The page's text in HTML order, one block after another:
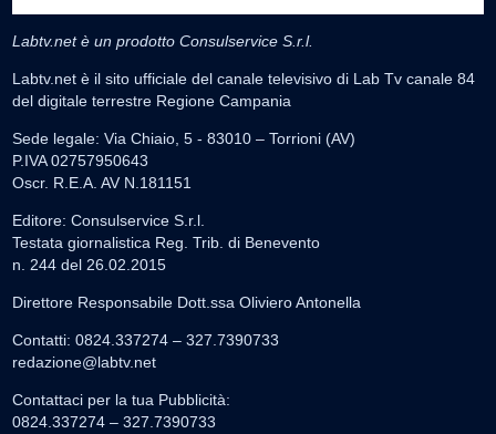
Labtv.net è un prodotto Consulservice S.r.l.
Labtv.net è il sito ufficiale del canale televisivo di Lab Tv canale 84
del digitale terrestre Regione Campania
Sede legale: Via Chiaio, 5 - 83010 – Torrioni (AV)
P.IVA 02757950643
Oscr. R.E.A. AV N.181151
Editore: Consulservice S.r.l.
Testata giornalistica Reg. Trib. di Benevento
n. 244 del 26.02.2015
Direttore Responsabile Dott.ssa Oliviero Antonella
Contatti: 0824.337274 – 327.7390733
redazione@labtv.net
Contattaci per la tua Pubblicità:
0824.337274 – 327.7390733